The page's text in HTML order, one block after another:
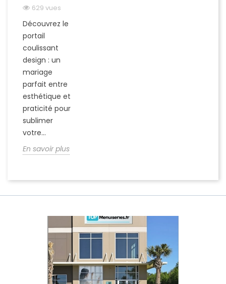
629 vues
Découvrez le
portail
coulissant
design : un
mariage
parfait entre
esthétique et
praticité pour
sublimer
votre...
En savoir plus